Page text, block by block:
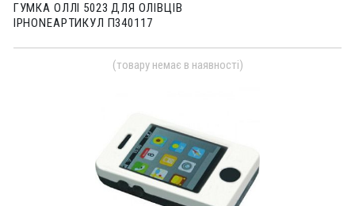
ГУМКА ОЛЛІ 5023 ДЛЯ ОЛІВЦІВ
IPHONEАРТИКУЛ П340117
(товару немає в наявності)